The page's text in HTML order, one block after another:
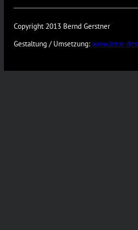
Copyright 2013 Bernd Gerstner
Gestaltung / Umsetzung: www.intro-